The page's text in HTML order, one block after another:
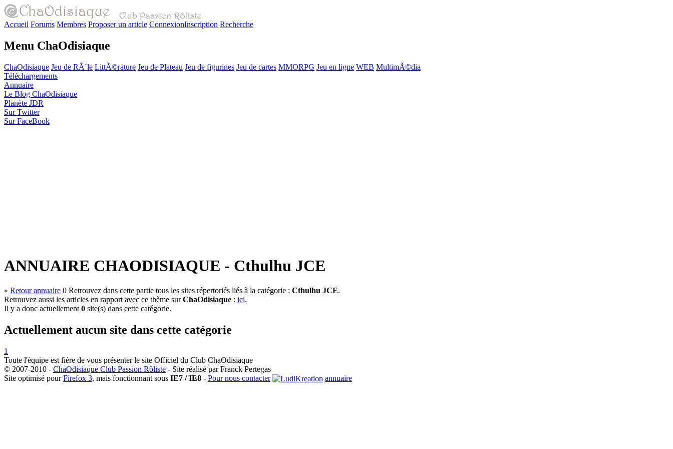
Accueil Forums Membres Proposer un article ConnexionInscription Recherche
Menu ChaOdisiaque
ChaOdisiaque Jeu de RÃ´le LittÃ©rature Jeu de Plateau Jeu de figurines Jeu de cartes MMORPG Jeu en ligne WEB MultimÃ©dia
Téléchargements
Annuaire
Le Blog ChaOdisiaque
Planète JDR
Sur Twitter
Sur FaceBook
ANNUAIRE CHAODISIAQUE - Cthulhu JCE
» Retour annuaire 0 Retrouvez dans cette partie tous les sites répertoriés liés à la catégorie : Cthulhu JCE.
Retrouvez aussi les articles en rapport avec ce thème surChaOdisiaque : ici.
Il y a donc actuellement 0 site(s) dans cette catégorie.
Actuellement aucun site dans cette catégorie
1
Toute l'équipe est fière de vous présenter le site Officiel du Club ChaOdisiaque
© 2007-2010 - ChaOdisiaque Club Passion Rôliste - Site réalisé par Franck Pertegas
Site optimisé pourFirefox 3, mais fonctionnant sous IE7 / IE8 - Pour nous contacter annuaire